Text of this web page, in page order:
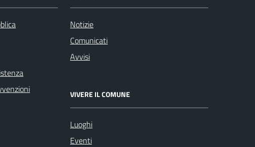
Notizie
Comunicati
Avvisi
VIVERE IL COMUNE
Luoghi
Eventi